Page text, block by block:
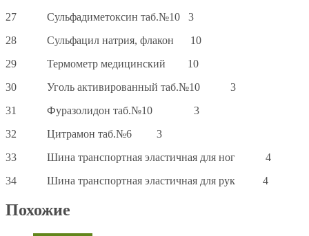
27 Сульфадиметоксин таб.№10 3
28 Сульфацил натрия, флакон 10
29 Термометр медицинский 10
30 Уголь активированный таб.№10 3
31 Фуразолидон таб.№10 3
32 Цитрамон таб.№6 3
33 Шина транспортная эластичная для ног 4
34 Шина транспортная эластичная для рук 4
Похожие